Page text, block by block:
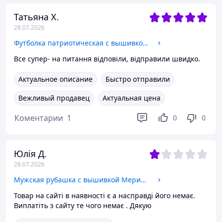
Татьяна Х.
28.07.2026
Футболка патриотическая с вышивкой ВОЛЯ на сером, футболка вышивка, футболка вышиванка, футболка с вышиванкой XXL, Трикотаж
Все супер- на питання відповіли, відправили швидко.
Актуальное описание
Быстро отправили
Вежливый продавец
Актуальная цена
Коментарии 1 0 0
Юлія Д.
28.07.2026
Мужская рубашка с вышивкой Меридиан, рубашка вышитая, рубашка вышиванка мужская L
Товар на сайті в наявності є а насправді його немає.
Виплатіть з сайту те чого немає . Дякую